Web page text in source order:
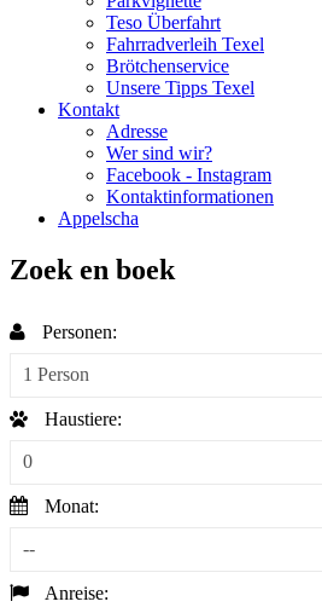
Teso Überfahrt
Fahrradverleih Texel
Brötchenservice
Unsere Tipps Texel
Kontakt
Adresse
Wer sind wir?
Facebook - Instagram
Kontaktinformationen
Appelscha
Zoek en boek
Personen:
Haustiere:
Monat:
Anreise: